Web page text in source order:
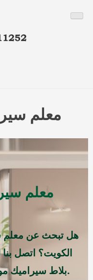
معلم
معلم
هل تبحث عن معلم
الكويت؟ اتصل
بلاط سيراميك موثوقة لمنزلك أو مشروعك.